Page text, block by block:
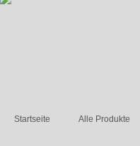
Startseite Alle Produkte